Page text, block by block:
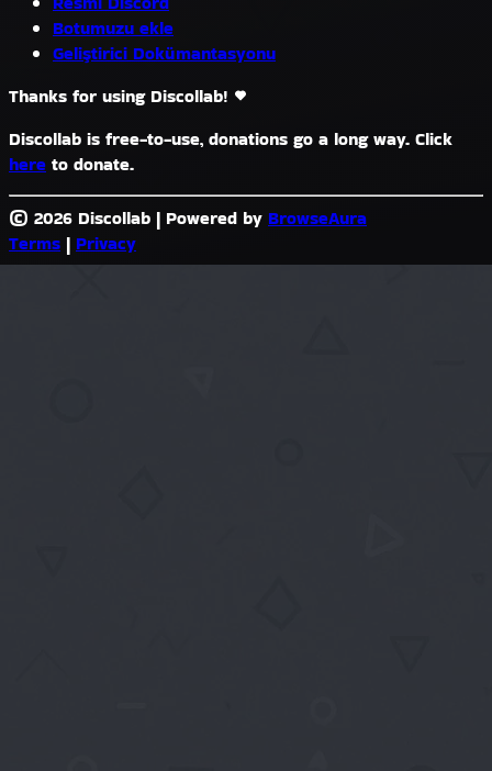
Botumuzu ekle
Geliştirici Dokümantasyonu
Thanks for using Discollab!
Discollab is free-to-use, donations go a long way. Click
here to donate.
© 2026 Discollab | Powered by BrowseAura
Terms | Privacy